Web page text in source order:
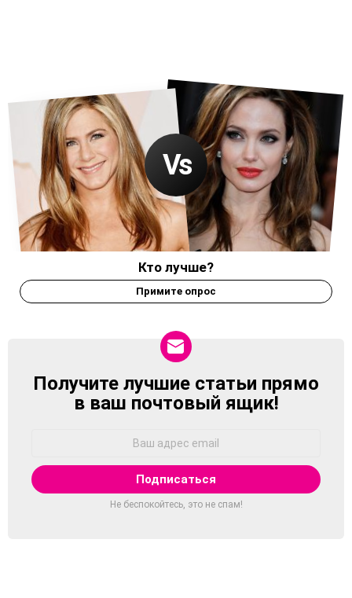
Кто лучше?
Примите опрос
NEWSLETTER
Получите лучшие статьи прямо
в ваш почтовый ящик!
Не беспокойтесь, это не спам!